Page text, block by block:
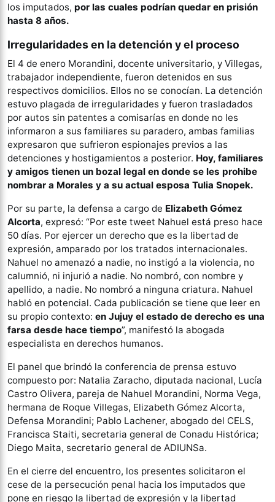
los imputados, por las cuales podrían quedar en prisión
hasta 8 años.
Irregularidades en la detención y el proceso
El 4 de enero Morandini, docente universitario, y Villegas,
trabajador independiente, fueron detenidos en sus
respectivos domicilios. Ellos no se conocían. La detención
estuvo plagada de irregularidades y fueron trasladados
por autos sin patentes a comisarías en donde no les
informaron a sus familiares su paradero, ambas familias
expresaron que sufrieron espionajes previos a las
detenciones y hostigamientos a posterior. Hoy, familiares
y amigos tienen un bozal legal en donde se les prohibe
nombrar a Morales y a su actual esposa Tulia Snopek.
Por su parte, la defensa a cargo de Elizabeth Gómez
Alcorta, expresó: “Por este tweet Nahuel está preso hace
50 días. Por ejercer un derecho que es la libertad de
expresión, amparado por los tratados internacionales.
Nahuel no amenazó a nadie, no instigó a la violencia, no
calumnió, ni injurió a nadie. No nombró, con nombre y
apellido, a nadie. No nombró a ninguna criatura. Nahuel
habló en potencial. Cada publicación se tiene que leer en
su propio contexto: en Jujuy el estado de derecho es una
farsa desde hace tiempo”, manifestó la abogada
especialista en derechos humanos.
El panel que brindó la conferencia de prensa estuvo
compuesto por: Natalia Zaracho, diputada nacional, Lucía
Castro Olivera, pareja de Nahuel Morandini, Norma Vega,
hermana de Roque Villegas, Elizabeth Gómez Alcorta,
Defensa Morandini; Pablo Lachener, abogado del CELS,
Francisca Staiti, secretaria general de Conadu Histórica;
Diego Maita, secretario general de ADIUNSa.
En el cierre del encuentro, los presentes solicitaron el
cese de la persecución penal hacia los imputados que
pone en riesgo la libertad de expresión y la libertad